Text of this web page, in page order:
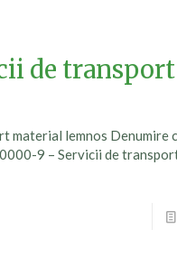
de
material lemnos Denumire
9 – Servicii de